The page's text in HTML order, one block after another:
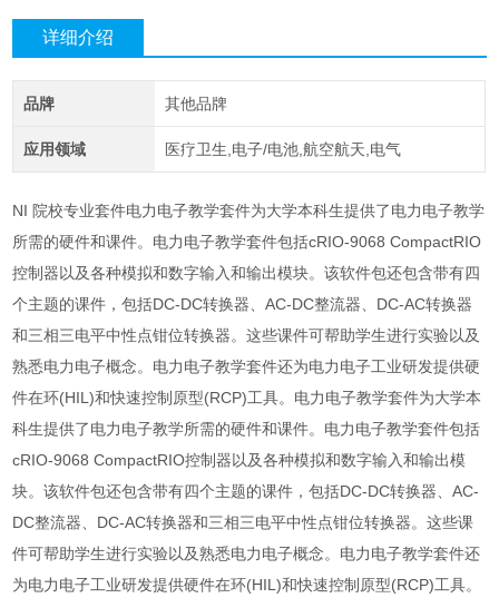
详细介绍
品牌 其他品牌
应用领域 医疗卫生,电子/电池,航空航天,电气
NI 院校专业套件电​力​电​子​教​学​套​件​为​大​学​本​科​生​提​供​了​电​力​电​子​教​学​
所​需​的​硬​件​和​课件。电​力​电​子​教​学​套​件​包​括​cRIO-9068 CompactRIO​
控​制​器​以​及​各​种​模​拟​和​数​字​输​入​和​输​出​模​块。​该​软​件​包​还​包​含​带​有​四​
个​主​题​的​课​件，​包​括​DC-​DC​转​换​器、​AC-​DC​整​流​器、​DC-​AC​转​换​器​
和​三​相​三​电​平​中​性​点​钳​位​转​换​器。​这​些​课​件​可​帮​助​学​生​进​行​实​验​以​及​
熟​悉​电​力​电​子​概​念。​电​力​电​子​教​学​套​件​还​为​电​力​电​子​工​业​研​发​提​供​硬​
件​在​环​(HIL)​和​快​速​控​制​原​型​(RCP)​工具。电​力​电​子​教​学​套​件​为​大​学​本​
科​生​提​供​了​电​力​电​子​教​学​所​需​的​硬​件​和​课件。电​力​电​子​教​学​套​件​包​括​
cRIO-9068 CompactRIO​控​制​器​以​及​各​种​模​拟​和​数​字​输​入​和​输​出​模​
块。​该​软​件​包​还​包​含​带​有​四​个​主​题​的​课​件，​包​括​DC-​DC​转​换​器、​AC-​
DC​整​流​器、​DC-​AC​转​换​器​和​三​相​三​电​平​中​性​点​钳​位​转​换​器。​这​些​课​
件​可​帮​助​学​生​进​行​实​验​以​及​熟​悉​电​力​电​子​概​念。​电​力​电​子​教​学​套​件​还​
为​电​力​电​子​工​业​研​发​提​供​硬​件​在​环​(HIL)​和​快​速​控​制​原​型​(RCP)​工具。